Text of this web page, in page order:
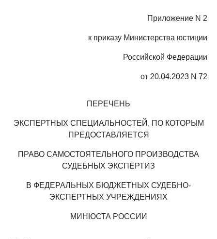
Приложение N 2
к приказу Министерства юстиции
Российской Федерации
от 20.04.2023 N 72
ПЕРЕЧЕНЬ
ЭКСПЕРТНЫХ СПЕЦИАЛЬНОСТЕЙ, ПО КОТОРЫМ
ПРЕДОСТАВЛЯЕТСЯ
ПРАВО САМОСТОЯТЕЛЬНОГО ПРОИЗВОДСТВА
СУДЕБНЫХ ЭКСПЕРТИЗ
В ФЕДЕРАЛЬНЫХ БЮДЖЕТНЫХ СУДЕБНО-
ЭКСПЕРТНЫХ УЧРЕЖДЕНИЯХ
МИНЮСТА РОССИИ